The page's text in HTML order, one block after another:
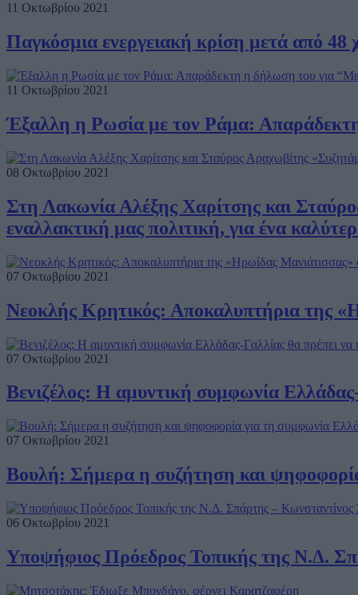
11 Οκτωβρίου 2021
Παγκόσμια ενεργειακή κρίση μετά από
11 Οκτωβρίου 2021
Έξαλλη η Ρωσία με τον Ράμα:
08 Οκτωβρίου 2021
Στη Λακωνία Αλέξης Χαρίτσης και
εναλλακτική μας πολιτική, για ένα
07 Οκτωβρίου 2021
Νεοκλής Κρητικός: Αποκαλυπτήρια της
07 Οκτωβρίου 2021
Βενιζέλος: H αμυντική συμφωνία
07 Οκτωβρίου 2021
Βουλή: Σήμερα η συζήτηση και
06 Οκτωβρίου 2021
Υποψήφιος Πρόεδρος Τοπικής της Ν.Δ.